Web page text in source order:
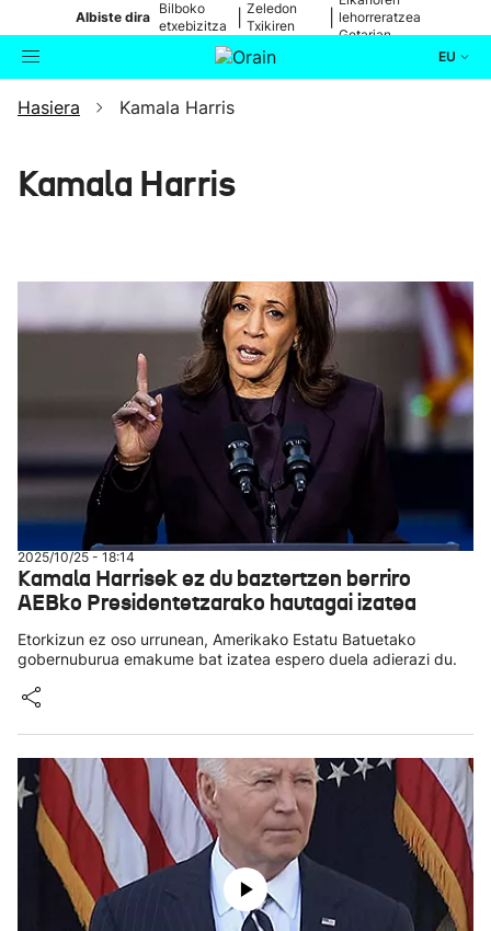
Albiste dira
Bilboko
etxebizitza
Zeledon
Txikiren
lehorreratzea
Getarian
EU
Bilatzailea Aktualitatea
Ikusmiran
Eguraldia
Hasiera Kamala Harris
Kamala Harris
2025/10/25 - 18:14
Kamala Harrisek ez du baztertzen berriro
AEBko Presidentetzarako hautagai izatea
Etorkizun ez oso urrunean, Amerikako Estatu Batuetako
gobernuburua emakume bat izatea espero duela adierazi du.